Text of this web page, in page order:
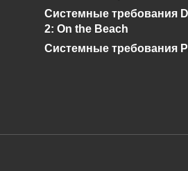
Системные требования
2: On the Beach
Системные требования